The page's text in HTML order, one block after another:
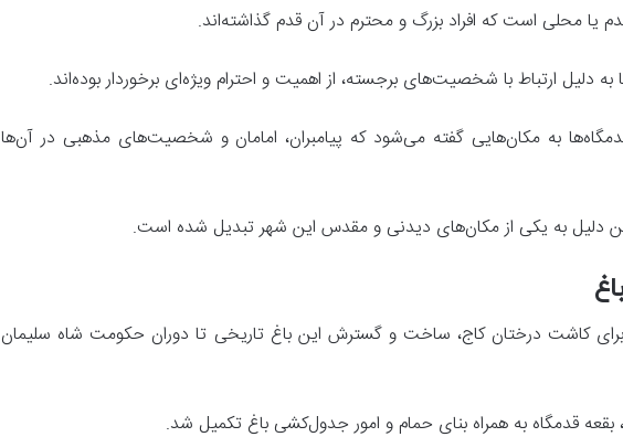
یا محلی است که افراد بزرگ و محترم در آن قدم گذاشته‌اند.
دلیل ارتباط با شخصیت‌های برجسته، از اهمیت و احترام ویژه‌ای برخوردار بوده‌اند.
به مکان‌هایی گفته می‌شود که پیامبران، امامان و شخصیت‌های مذهبی در آن‌ها
دلیل به یکی از مکان‌های دیدنی و مقدس این شهر تبدیل شده است.
کاشت درختان کاج، ساخت و گسترش این باغ تاریخی تا دوران حکومت شاه سلیمان